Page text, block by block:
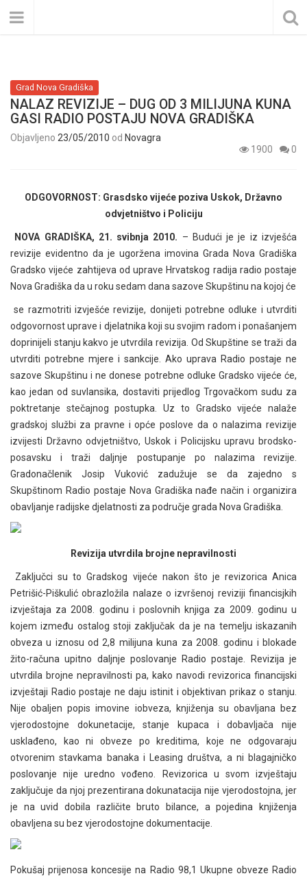
Grad Nova Gradiška
NALAZ REVIZIJE – DUG OD 3 MILIJUNA KUNA
GASI RADIO POSTAJU NOVA GRADIŠKA
Objavljeno 23/05/2010 od Novagra
1900
0
ODGOVORNOST: Grasdsko vijeće poziva Uskok, Državno
odvjetništvo i Policiju
NOVA GRADIŠKA, 21. svibnja 2010. – Budući je je iz izvješća
revizije evidentno da je ugoržena imovina Grada Nova Gradiška
Gradsko vijeće zahtijeva od uprave Hrvatskog radija radio postaje
Nova Gradiška da u roku sedam dana sazove Skupštinu na kojoj će
se razmotriti izvješće revizije, donijeti potrebne odluke i utvrditi
odgovornost uprave i djelatnika koji su svojim radom i ponašanjem
doprinijeli stanju kakvo je utvrdila revizija. Od Skupštine se traži da
utvrditi potrebne mjere i sankcije. Ako uprava Radio postaje ne
sazove Skupštinu i ne donese potrebne odluke Gradsko vijeće će,
kao jedan od suvlansika, dostaviti prijedlog Trgovačkom sudu za
poktretanje stečajnog postupka. Uz to Gradsko vijeće nalaže
gradskoj službi za pravne i opće poslove da o nalazima revizije
izvijesti Državno odvjetništvo, Uskok i Policijsku upravu brodsko-
posavsku i traži daljnje postupanje po nalazima revizije.
Gradonačlenik Josip Vuković zadužuje se da zajedno s
Skupštinom Radio postaje Nova Gradiška nađe način i organizira
obavljanje radijske djelatnosti za područje grada Nova Gradiška.
Revizija utvrdila brojne nepravilnosti
Zaključci su to Gradskog vijeće nakon što je revizorica Anica
Petrišić-Piškulić obrazložila nalaze o izvršenoj reviziji financisjkih
izvještaja za 2008. godinu i poslovnih knjiga za 2009. godinu u
kojem između ostalog stoji zaključak da je na temelju iskazanih
obveza u iznosu od 2,8 milijuna kuna za 2008. godinu i blokade
žito-računa upitno daljnje poslovanje Radio postaje. Revizija je
utvrdila brojne nepravilnosti pa, kako navodi revizorica financijski
izvještaji Radio postaje ne daju istinit i objektivan prikaz o stanju.
Nije obaljen popis imovine iobveza, knjiženja su obavljana bez
vjerodostojne dokunetacije, stanje kupaca i dobavljača nije
usklađeno, kao ni obveze po kreditima, koje ne odgovaraju
otvorenim stavkama banaka i Leasing društva, a ni blagajničko
poslovanje nije uredno vođeno. Revizorica u svom izvještaju
zaključuje da njoj prezentirana dokunatacija nije vjerodostojna, jer
je na uvid dobila različite bruto bilance, a pojedina knjiženja
obavljena su bez vjerodostojne dokumentacije.
Pokušaj prijenosa koncesije na Radio 98,1 Ukupne obveze Radio